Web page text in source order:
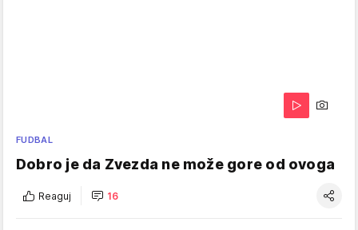
FUDBAL
Dobro je da Zvezda ne može gore od ovoga
Reaguj 16